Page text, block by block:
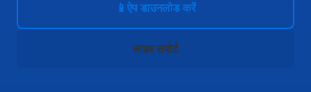
📱 ऐप डाउनलोड करें
लाइव सपोर्ट